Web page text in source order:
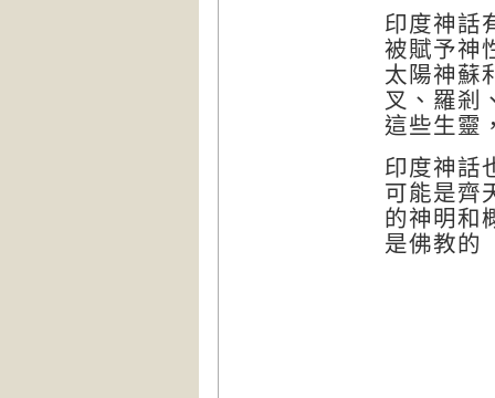
印度神話
被賦予神
太陽神蘇
叉、羅剎
這些生靈
印度神話
可能是齊
的神明和
是佛教的